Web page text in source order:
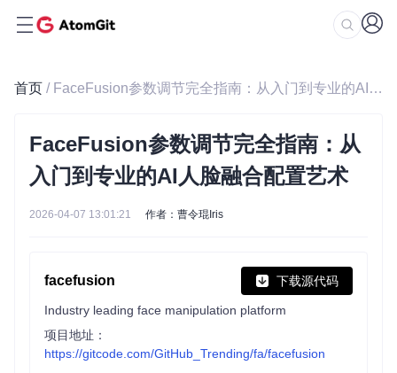
首页 / FaceFusion参数调节完全指南：从入门到专业的AI人脸融合配置艺术
FaceFusion参数调节完全指南：从
入门到专业的AI人脸融合配置艺术
2026-04-07 13:01:21 作者：曹令琨Iris
facefusion 下载源代码
Industry leading face manipulation platform
项目地址：
https://gitcode.com/GitHub_Trending/fa/facefusion